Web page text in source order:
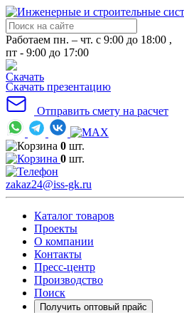
Работаем пн. – чт. с 9:00 до 18:00 ,
пт - 9:00 до 17:00
Скачать презентацию
Отправить смету на расчет
0 шт.
0 шт.
zakaz24@iss-gk.ru
Каталог товаров
Проекты
О компании
Контакты
Пресс-центр
Производство
Поиск
Получить оптовый прайс